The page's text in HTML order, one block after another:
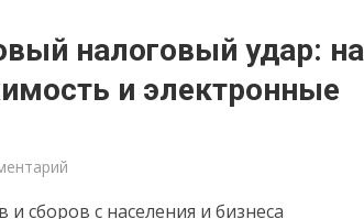
налоговый удар: на
и электронные
сборов с населения и бизнеса